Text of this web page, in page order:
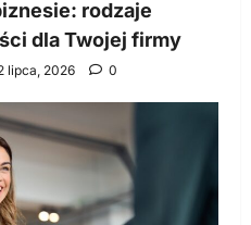
rodzaje
dla Twojej firmy
lipca, 2026 0